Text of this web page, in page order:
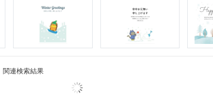
関連検索結果